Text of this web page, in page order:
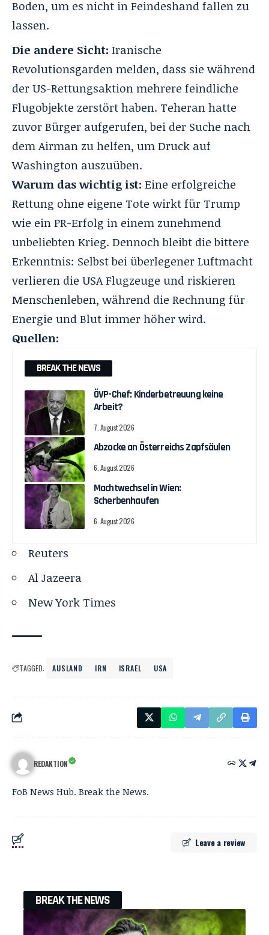
Boden, um es nicht in Feindeshand fallen zu
lassen.
Die andere Sicht: Iranische
Revolutionsgarden melden, dass sie während
der US-Rettungsaktion mehrere feindliche
Flugobjekte zerstört haben. Teheran hatte
zuvor Bürger aufgerufen, bei der Suche nach
dem Airman zu helfen, um Druck auf
Washington auszuüben.
Warum das wichtig ist: Eine erfolgreiche
Rettung ohne eigene Tote wirkt für Trump
wie ein PR-Erfolg in einem zunehmend
unbeliebten Krieg. Dennoch bleibt die bittere
Erkenntnis: Selbst bei überlegener Luftmacht
verlieren die USA Flugzeuge und riskieren
Menschenleben, während die Rechnung für
Energie und Blut immer höher wird.
Quellen:
BREAK THE NEWS
ÖVP-Chef: Kinderbetreuung keine
Arbeit?
7. August 2026
Abzocke an Österreichs Zapfsäulen
6. August 2026
Machtwechsel in Wien:
Scherbenhaufen
6. August 2026
Reuters
Al Jazeera
New York Times
TAGGED: AUSLAND IRN ISRAEL USA
REDAKTION
FoB News Hub. Break the News.
Leave a review
BREAK THE NEWS